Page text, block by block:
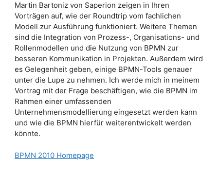
Martin Bartoniz von Saperion zeigen in Ihren
Vorträgen auf, wie der Roundtrip vom fachlichen
Modell zur Ausführung funktioniert. Weitere Themen
sind die Integration von Prozess-, Organisations- und
Rollenmodellen und die Nutzung von BPMN zur
besseren Kommunikation in Projekten. Außerdem wird
es Gelegenheit geben, einige BPMN-Tools genauer
unter die Lupe zu nehmen. Ich werde mich in meinem
Vortrag mit der Frage beschäftigen, wie die BPMN im
Rahmen einer umfassenden
Unternehmensmodellierung eingesetzt werden kann
und wie die BPMN hierfür weiterentwickelt werden
könnte.
BPMN 2010 Homepage